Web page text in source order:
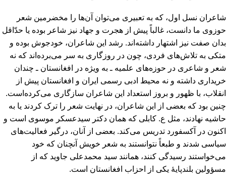
شاعران نسل اول‌، که به تعبیری می‌توان آن‌ها را مخضرمین شعر
حوزوی ما دانست‌، غالباً پیش از هجرت و جهاد نیز شاعر بوده یا حدّاقل
بدان صفت نیز اشتهار داشته‌اند. رشد این شاعران‌، خودجوش بوده و
متکی به تلاش‌های فردی‌، چون در روزگاری به سر می‌برده‌اند که نه
شعر و شاعری در حوزه‌های علمیه ـ به ویژه در افغانستان ـ چندان
خریداری داشته و نه محیط ادبی رسمی ایران و افغانستان پیش از
انقلاب‌، با ظهور و بروز استعداد این شاعران سازگاری می‌کرده‌است‌.
چنین بود که بعضی از این شاعران‌، در نهایت شعر را ترک کردند یا به
حاشیه نهادند، مثل ع‌. کابلی که همان دکتر سیدعسکر موسوی است و
اکنون در آکسفورد تدریس می‌کند. بعضی از آنان‌، درگیر فعالیت‌های
سیاسی شدند و طبعاً نتوانستند به شعر خویش آنچنان که خود
می‌خواستند رسیدگی کنند، همانند سید محمدعلی جاوید که از
مسؤولین بلندپایۀ یکی از احزاب افغانستان است‌.